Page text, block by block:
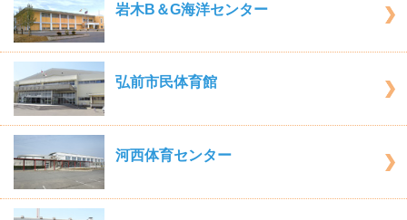
岩木B＆G海洋センター
弘前市民体育館
河西体育センター